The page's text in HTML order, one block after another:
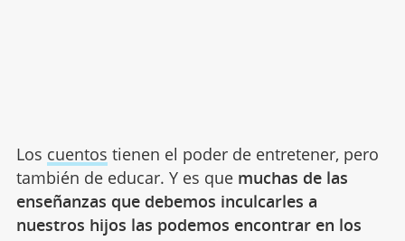
Los cuentos tienen el poder de entretener, pero
también de educar. Y es que muchas de las
enseñanzas que debemos inculcarles a
nuestros hijos las podemos encontrar en los